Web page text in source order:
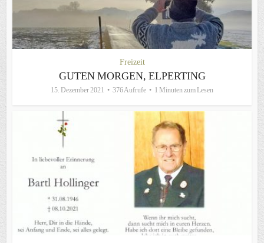
Freizeit
GUTEN MORGEN, ELPERTING
15. Dezember 2021 376 Aufrufe 1 Minuten zum Lesen